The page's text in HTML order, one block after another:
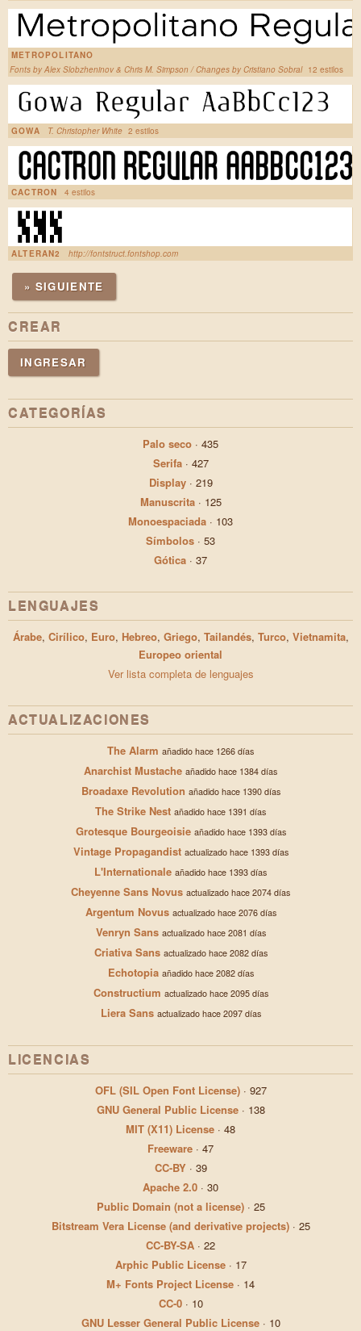
METROPOLITANO
Fonts by Alex Slobzheninov & Chris M. Simpson / Changes by Cristiano Sobral 12 estilos
GOWA T. Christopher White 2 estilos
CACTRON 4 estilos
ALTERAN2 http://fontstruct.fontshop.com
» SIGUIENTE
CREAR
INGRESAR
CATEGORÍAS
Palo seco · 435
Serifa· 427
Display· 219
Manuscrita· 125
Monoespaciada · 103
Símbolos · 53
Gótica · 37
LENGUAJES
Árabe, Cirílico, Euro, Hebreo, Griego, Tailandés, Turco, Vietnamita,
Europeo oriental
Ver lista completa de lenguajes
ACTUALIZACIONES
The Alarm añadido hace 1266 días
Anarchist Mustache añadido hace 1384 días
Broadaxe Revolution añadido hace 1390 días
The Strike Nest añadido hace 1391 días
Grotesque Bourgeoisie añadido hace 1393 días
Vintage Propagandist actualizado hace 1393 días
L'Internationale añadido hace 1393 días
Cheyenne Sans Novus actualizado hace 2074 días
Argentum Novus actualizado hace 2076 días
Venryn Sans actualizado hace 2081 días
Criativa Sans actualizado hace 2082 días
Echotopia añadido hace 2082 días
Constructium actualizado hace 2095 días
Liera Sans actualizado hace 2097 días
LICENCIAS
OFL (SIL Open Font License)· 927
GNU General Public License· 138
MIT (X11) License · 48
Freeware · 47
CC-BY· 39
Apache 2.0 · 30
Public Domain (not a license)· 25
Bitstream Vera License (and derivative projects)· 25
CC-BY-SA · 22
Arphic Public License· 17
M+ Fonts Project License · 14
CC-0· 10
GNU Lesser General Public License· 10